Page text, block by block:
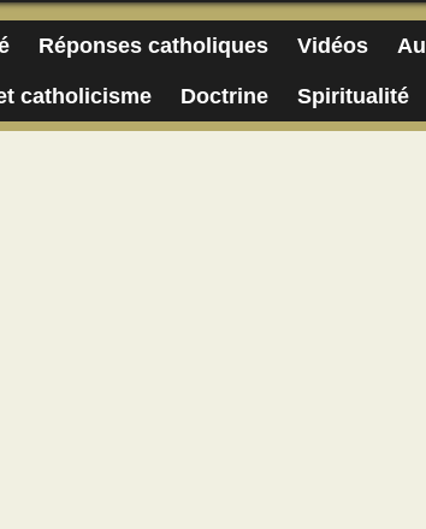
Réponses catholiques Vidéos
catholicisme Doctrine Spiritualité